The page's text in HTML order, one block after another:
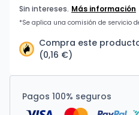
Compra este
(0,16 €)
Pagos 100% seguros